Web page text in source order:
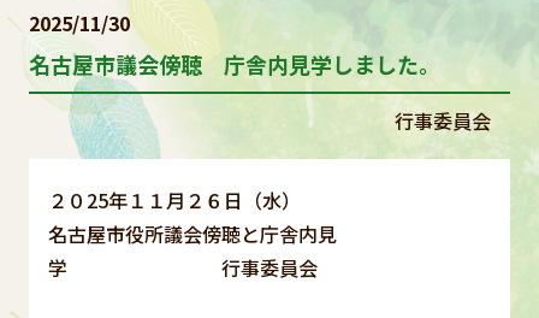
2025/11/30
名古屋市議会傍聴 庁舎内見学しました。
行事委員会
２０25年１１月２６日（水）
名古屋市役所議会傍聴と庁舎内見
学 行事委員会